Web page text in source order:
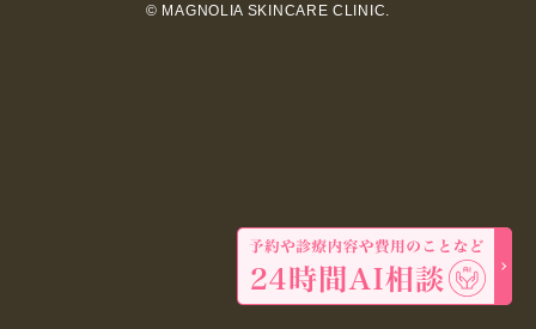
© MAGNOLIA SKINCARE CLINIC.